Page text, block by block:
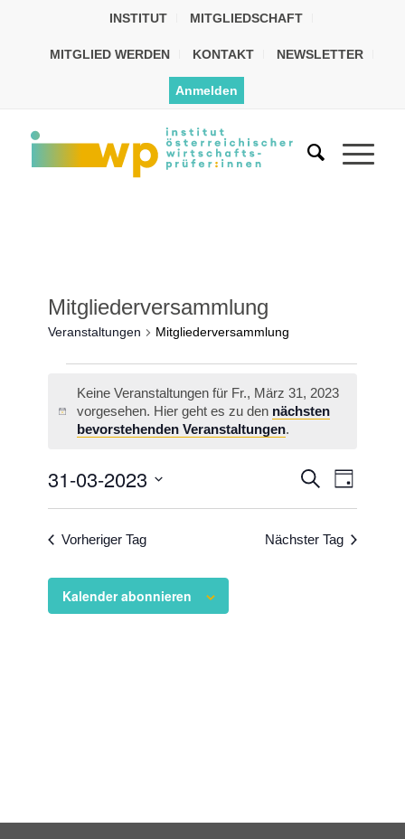
INSTITUT MITGLIEDSCHAFT
MITGLIED WERDEN KONTAKT NEWSLETTER
Anmelden
Mitgliederversammlung
Veranstaltungen Mitgliederversammlung
Hinweis
Keine Veranstaltungen für Fr., März 31, 2023
vorgesehen. Hier geht es zu den nächsten
bevorstehenden Veranstaltungen.
Suche
und
Suche
Tag
31-03-2023
Vorheriger Tag Nächster Tag
Kalender abonnieren